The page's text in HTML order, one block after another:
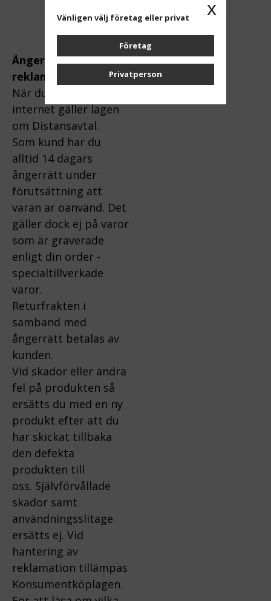
Ångerrätt och
reklamation:
När du handlar via
internet gäller lagen
om Distansavtal.
Som kund har du
alltid 14 dagars
ångerrätt under
förutsättning att
varan är oanvänd. Det
gäller dock ej på varor
som är graverade
enligt din order -
specialtillverkade
varor.
Returfrakten i
samband med
ångerrätt betalas av
kunden.
Vid skador eller andra
fel på produkten så
ersätts du med en ny
produkt efter att du
har skickat tillbaka
den defekta
produkten till
oss. Självförvållade
skador samt
användningsslitage
ersätts ej. Vid
hantering av
reklamation tillämpas
Konsumentköplagen.
x
Vänligen välj företag eller privat
Företag
Privatperson